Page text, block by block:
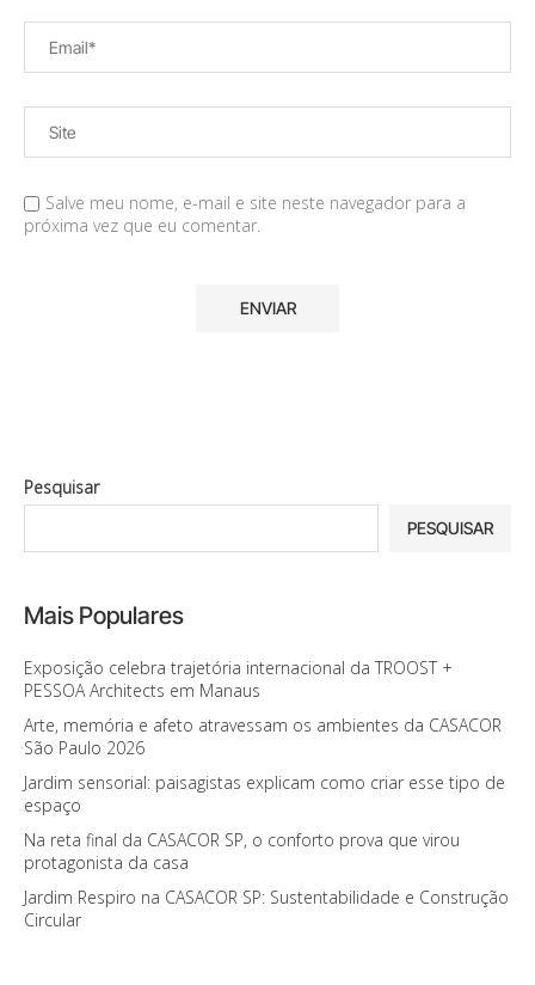
Salve meu nome, e-mail e site neste navegador para a
próxima vez que eu comentar.
Pesquisar
PESQUISAR
Mais Populares
Exposição celebra trajetória internacional da TROOST +
PESSOA Architects em Manaus
Arte, memória e afeto atravessam os ambientes da CASACOR
São Paulo 2026
Jardim sensorial: paisagistas explicam como criar esse tipo de
espaço
Na reta final da CASACOR SP, o conforto prova que virou
protagonista da casa
Jardim Respiro na CASACOR SP: Sustentabilidade e Construção
Circular